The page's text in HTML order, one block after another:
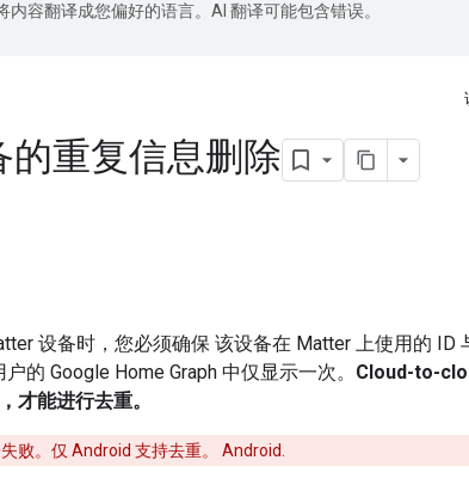
内容翻译成您偏好的语言。AI 翻译可能包含错误。
的重复信息删除
设备时，您必须确保 该设备在 Matter 上使用的 ID
户的 Google Home Graph 中仅显示一次。 Cloud-to-
才能进行去重。
败。仅 Android 支持去重。 Android